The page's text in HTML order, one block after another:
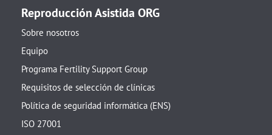
Reproducción Asistida ORG
Sobre nosotros
Equipo
Programa Fertility Support Group
Requisitos de selección de clínicas
Política de seguridad informática (ENS)
ISO 27001